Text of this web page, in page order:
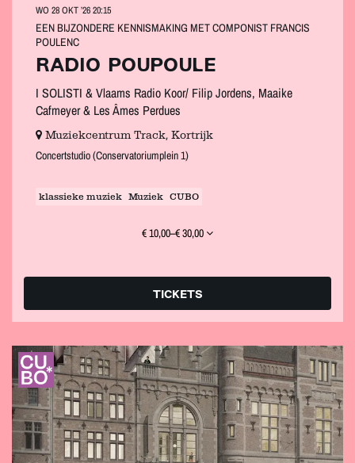
RADIO POUPOULE
I SOLISTI & Vlaams Radio Koor/ Filip Jordens, Maaike
Cafmeyer & Les Âmes Perdues
EEN BIJZONDERE KENNISMAKING MET COMPONIST FRANCIS
POULENC
WO 28 OKT ’2620:15
Muziekcentrum Track, Kortrijk
Concertstudio (Conservatoriumplein 1)
klassieke muziek Muziek CUBO
€ 10,00–€ 30,00
TICKETS